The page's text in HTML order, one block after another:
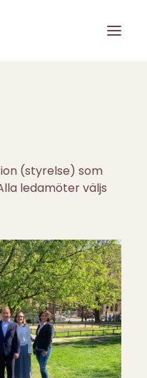
(styrelse) som
ledamöter väljs